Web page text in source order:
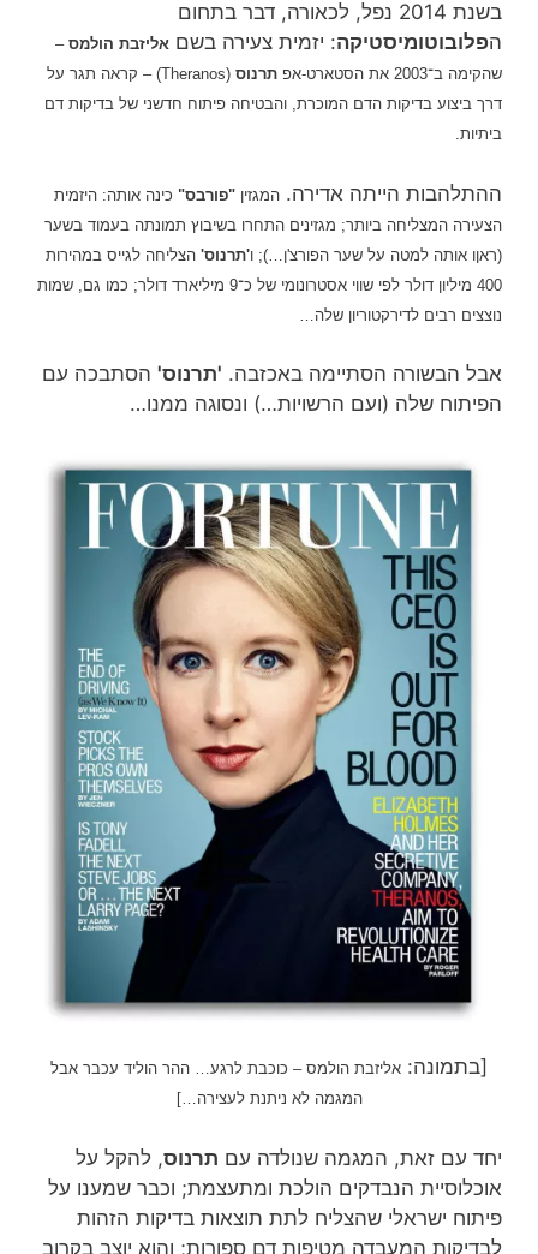
בשנת 2014 נפל, לכאורה, דבר בתחום
הפלובוטומיסטיקה: יזמית צעירה בשם אליזבת הולמס –
שהקימה ב־2003 את הסטארט-אפ
תרנוס (Theranos) –
קראה תגר על
דרך ביצוע בדיקות הדם המוכרת, והבטיחה פיתוח חדשני של בדיקות דם
ביתיות.
ההתלהבות הייתה אדירה. המגזין "פורבס" כינה אותה: היזמית
הצעירה המצליחה ביותר; מגזינים התחרו בשיבוץ תמונתה בעמוד בשער
(ראןו אותה למטה על שער הפורצ'ן…); ו'תרנוס' הצליחה לגייס במהירות
400 מיליון דולר לפי שווי אסטרונומי של כ־9 מיליארד דולר; כמו גם, שמות
נוצצים רבים לדירקטוריון שלה…
אבל הבשורה הסתיימה באכזבה. 'תרנוס' הסתבכה עם
הפיתוח שלה (ועם הרשויות…) ונסוגה ממנו…
[בתמונה: אליזבת הולמס – כוכבת לרגע… ההר הוליד עכבר אבל
המגמה לא ניתנת לעצירה…]
יחד עם זאת, המגמה שנולדה עם תרנוס, להקל על
אוכלוסיית הנבדקים הולכת ומתעצמת; וכבר שמענו על
פיתוח ישראלי שהצליח לתת תוצאות בדיקות הזהות
לבדיקות המעבדה מטיפות דם ספורות; והוא יוצב בקרוב